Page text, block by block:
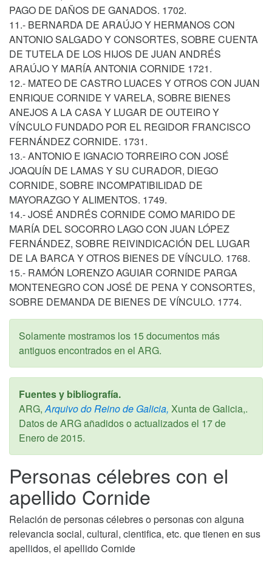
PAGO DE DAÑOS DE GANADOS. 1702.
11.- BERNARDA DE ARAÚJO Y HERMANOS CON
ANTONIO SALGADO Y CONSORTES, SOBRE CUENTA
DE TUTELA DE LOS HIJOS DE JUAN ANDRÉS
ARAÚJO Y MARÍA ANTONIA CORNIDE 1721.
12.- MATEO DE CASTRO LUACES Y OTROS CON JUAN
ENRIQUE CORNIDE Y VARELA, SOBRE BIENES
ANEJOS A LA CASA Y LUGAR DE OUTEIRO Y
VÍNCULO FUNDADO POR EL REGIDOR FRANCISCO
FERNÁNDEZ CORNIDE. 1731.
13.- ANTONIO E IGNACIO TORREIRO CON JOSÉ
JOAQUÍN DE LAMAS Y SU CURADOR, DIEGO
CORNIDE, SOBRE INCOMPATIBILIDAD DE
MAYORAZGO Y ALIMENTOS. 1749.
14.- JOSÉ ANDRÉS CORNIDE COMO MARIDO DE
MARÍA DEL SOCORRO LAGO CON JUAN LÓPEZ
FERNÁNDEZ, SOBRE REIVINDICACIÓN DEL LUGAR
DE LA BARCA Y OTROS BIENES DE VÍNCULO. 1768.
15.- RAMÓN LORENZO AGUIAR CORNIDE PARGA
MONTENEGRO CON JOSÉ DE PENA Y CONSORTES,
SOBRE DEMANDA DE BIENES DE VÍNCULO. 1774.
Solamente mostramos los 15 documentos más
antiguos encontrados en el ARG.
Fuentes y bibliografía.
ARG, Arquivo do Reino de Galicia, Xunta de Galicia,.
Datos de ARG añadidos o actualizados el 17 de
Enero de 2015.
Personas célebres con el
apellido Cornide
Relación de personas célebres o personas con alguna
relevancia social, cultural, cientifica, etc. que tienen en sus
apellidos, el apellido Cornide